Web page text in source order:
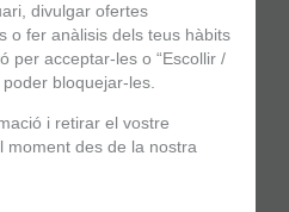
divulgar ofertes
o fer anàlisis dels teus hàbits
per acceptar-les o “Escollir /
bloquejar-les.
i retirar el vostre
moment des de la nostra